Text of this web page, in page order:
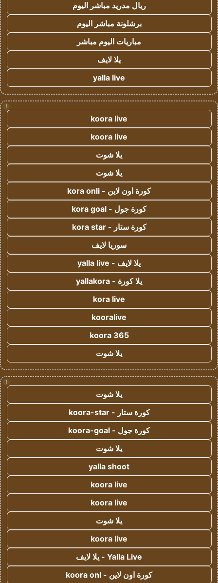
ريال مدريد مباشر اليوم
برشلونة مباشر اليوم
مباريات اليوم مباشر
يلا لايف
yalla live
!
koora live
koora live
يلا شوت
يلا شوت
كورة اون لاين - kora onli
كورة جول - kora goal
كورة ستار - kora star
سوريا لايف
يلا لايف - yalla live
يلا كورة - yallakora
kora live
kooralive
koora 365
يلا شوت
!
يلا شوت
كورة ستار - koora-star
كورة جول - koora-goal
يلا شوت
yalla shoot
koora live
koora live
يلا شوت
koora live
Yalla Live - يلا لايف
كورة اون لاين - koora onl